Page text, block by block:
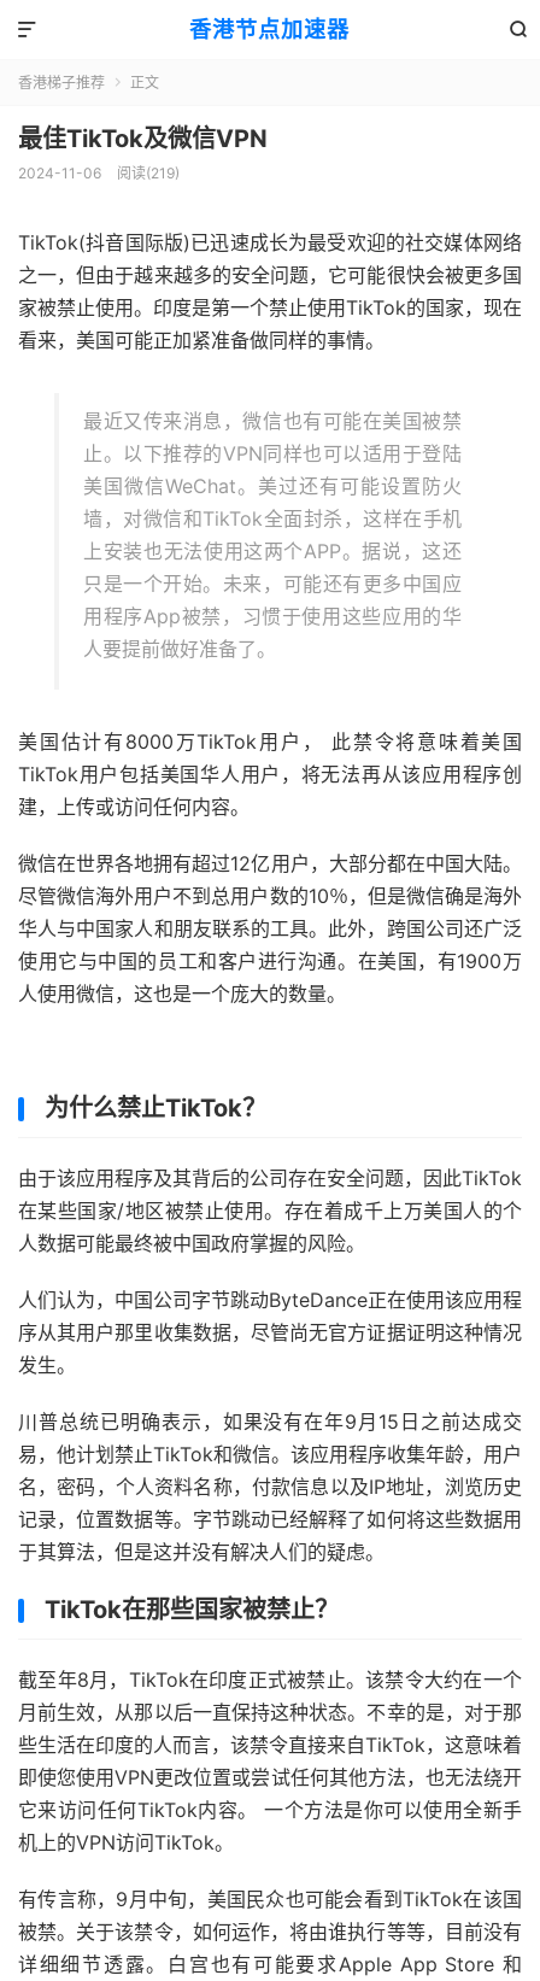
香港节点加速器 

香港梯子推荐  正文
最佳TikTok及微信VPN
2024-11-06 阅读(219)
TikTok(抖音国际版)已迅速成长为最受欢迎的社交媒体网络
之一，但由于越来越多的安全问题，它可能很快会被更多国
家被禁止使用。印度是第一个禁止使用TikTok的国家，现在
看来，美国可能正加紧准备做同样的事情。
最近又传来消息，微信也有可能在美国被禁
止。以下推荐的VPN同样也可以适用于登陆
美国微信WeChat。美过还有可能设置防火
墙，对微信和TikTok全面封杀，这样在手机
上安装也无法使用这两个APP。据说，这还
只是一个开始。未来，可能还有更多中国应
用程序App被禁，习惯于使用这些应用的华
人要提前做好准备了。
美国估计有8000万TikTok用户， 此禁令将意味着美国
TikTok用户包括美国华人用户，将无法再从该应用程序创
建，上传或访问任何内容。
微信在世界各地拥有超过12亿用户，大部分都在中国大陆。
尽管微信海外用户不到总用户数的10％，但是微信确是海外
华人与中国家人和朋友联系的工具。此外，跨国公司还广泛
使用它与中国的员工和客户进行沟通。在美国，有1900万
人使用微信，这也是一个庞大的数量。
为什么禁止TikTok？
由于该应用程序及其背后的公司存在安全问题，因此TikTok
在某些国家/地区被禁止使用。存在着成千上万美国人的个
人数据可能最终被中国政府掌握的风险。
人们认为，中国公司字节跳动ByteDance正在使用该应用程
序从其用户那里收集数据，尽管尚无官方证据证明这种情况
发生。
川普总统已明确表示，如果没有在年9月15日之前达成交
易，他计划禁止TikTok和微信。该应用程序收集年龄，用户
名，密码，个人资料名称，付款信息以及IP地址，浏览历史
记录，位置数据等。字节跳动已经解释了如何将这些数据用
于其算法，但是这并没有解决人们的疑虑。
TikTok在那些国家被禁止？
截至年8月，TikTok在印度正式被禁止。该禁令大约在一个
月前生效，从那以后一直保持这种状态。不幸的是，对于那
些生活在印度的人而言，该禁令直接来自TikTok，这意味着
即使您使用VPN更改位置或尝试任何其他方法，也无法绕开
它来访问任何TikTok内容。 一个方法是你可以使用全新手
机上的VPN访问TikTok。
有传言称，9月中旬，美国民众也可能会看到TikTok在该国
被禁。关于该禁令，如何运作，将由谁执行等等，目前没有
详细细节透露。白宫也有可能要求Apple App Store 和